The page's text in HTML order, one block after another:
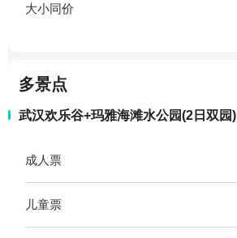
大小同价
多景点
武汉欢乐谷+玛雅海滩水公园(2日双园)
成人票
儿童票